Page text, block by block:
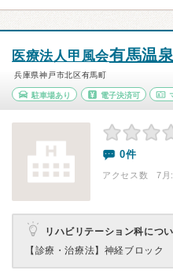
医療法人甲風会有馬温
兵庫県神戸市北区有馬町
駐車場あり 電子決済可
0件
アクセス数 7月:
リハビリテーション科につ
【診療・治療法】 神経ブロック